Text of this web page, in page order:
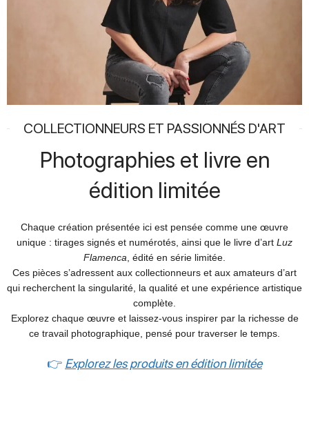
COLLECTIONNEURS ET PASSIONNÉS D'ART
Photographies et livre en
édition limitée
Chaque création présentée ici est pensée comme une œuvre
unique : tirages signés et numérotés, ainsi que le livre d’art Luz
Flamenca , édité en série limitée.
Ces pièces s’adressent aux collectionneurs et aux amateurs d’art
qui recherchent la singularité, la qualité et une expérience artistique
complète.
Explorez chaque œuvre et laissez-vous inspirer par la richesse de
ce travail photographique, pensé pour traverser le temps.
👉 Explorez les produits en édition limitée